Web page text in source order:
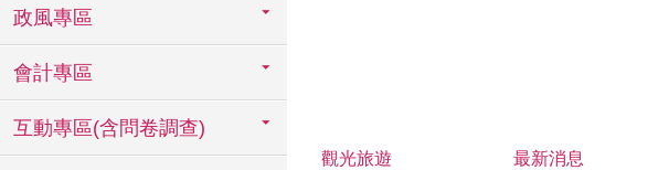
政風專區
會計專區
互動專區(含問卷調查)
觀光旅遊 最新消息